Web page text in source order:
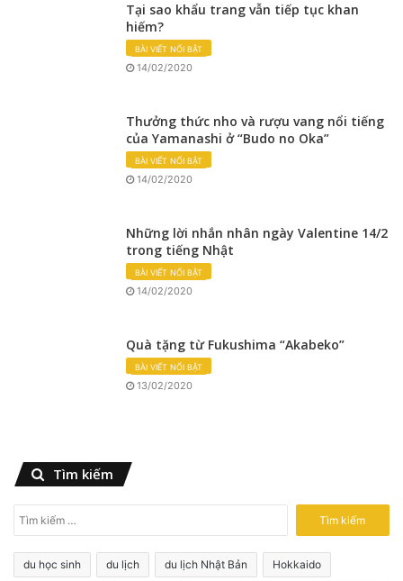
Tại sao khẩu trang vẫn tiếp tục khan
hiếm?
BÀI VIẾT NỔI BẬT
14/02/2020
Thưởng thức nho và rượu vang nổi tiếng
của Yamanashi ở “Budo no Oka”
BÀI VIẾT NỔI BẬT
14/02/2020
Những lời nhắn nhân ngày Valentine 14/2
trong tiếng Nhật
BÀI VIẾT NỔI BẬT
14/02/2020
Quà tặng từ Fukushima “Akabeko”
BÀI VIẾT NỔI BẬT
13/02/2020
Tìm kiếm
m
k
du học sinh du lịch du lịch Nhật Bản Hokkaido